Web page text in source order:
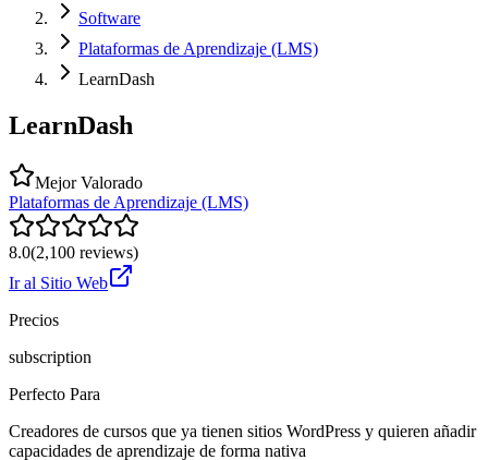
Software
Plataformas de Aprendizaje (LMS)
LearnDash
LearnDash
Mejor Valorado
Plataformas de Aprendizaje (LMS)
8.0(2,100 reviews)
Ir al Sitio Web
Precios
subscription
Perfecto Para
Creadores de cursos que ya tienen sitios WordPress y quieren añadir
capacidades de aprendizaje de forma nativa